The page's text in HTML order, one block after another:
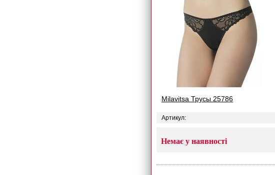
Milavitsa Трусы 25786
Артикул:
Немає у наявності